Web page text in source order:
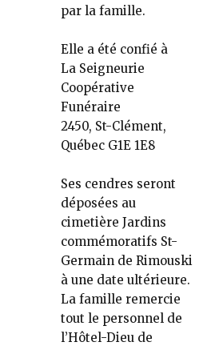
par la famille.
Elle a été confié à
La Seigneurie
Coopérative
Funéraire
2450, St-Clément,
Québec G1E 1E8
Ses cendres seront
déposées au
cimetière Jardins
commémoratifs St-
Germain de Rimouski
à une date ultérieure.
La famille remercie
tout le personnel de
l’Hôtel-Dieu de